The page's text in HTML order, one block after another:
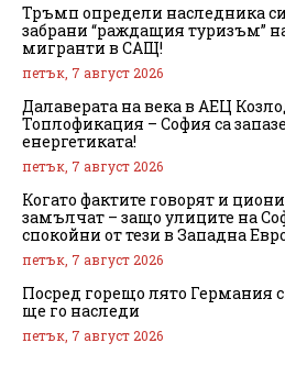
Тръмп определи наследника
забрани “раждащия туризъм”
мигранти в САЩ!
петък, 7 август 2026
Далаверата на века в АЕЦ
Топлофикация – София са
енергетиката!
петък, 7 август 2026
Когато фактите говорят и
замълчат – защо улиците на
спокойни от тези в Западна
петък, 7 август 2026
Посред горещо лято Германия
ще го наследи
петък, 7 август 2026